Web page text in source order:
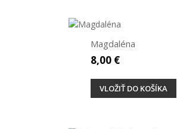
Magdaléna
8,00 €
VLOŽIŤ DO KOŠÍKA